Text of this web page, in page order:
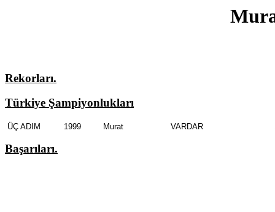
Rekorları.
Türkiye Şampiyonlukları
ÜÇ ADIM 1999 Murat VARDAR
Başarıları.